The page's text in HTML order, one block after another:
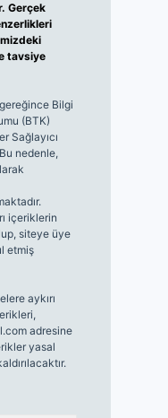
Gerçek
tavsiye
Bilgi
(BTK)
Sağlayıcı
nedenle,
içeriklerin
siteye üye
etmiş
aykırı
adresine
yasal